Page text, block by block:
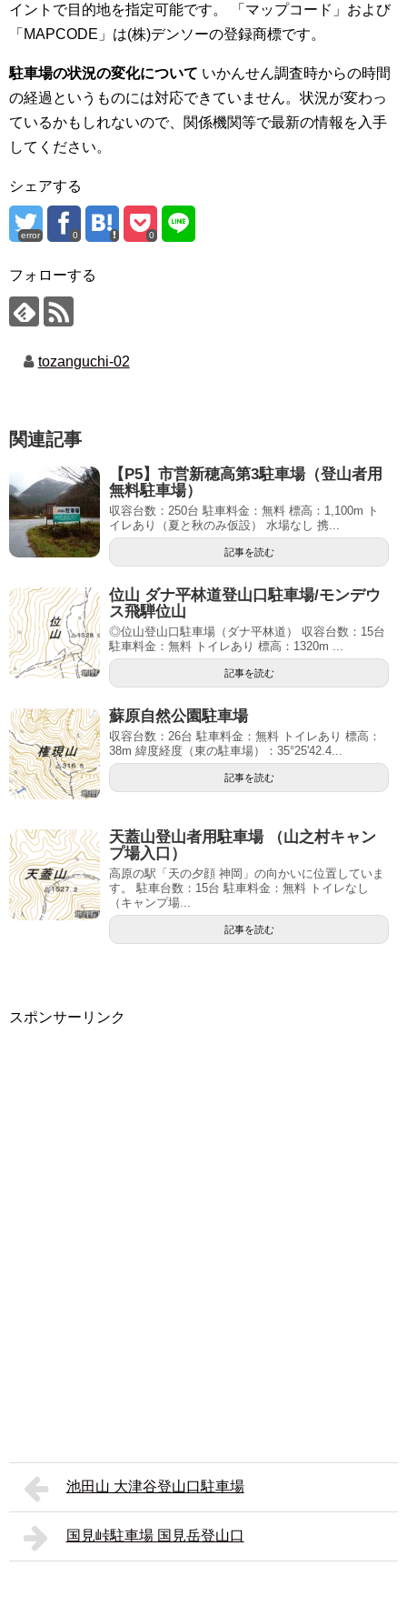
イントで目的地を指定可能です。 「マップコード」および
「MAPCODE」は(株)デンソーの登録商標です。
駐車場の状況の変化について いかんせん調査時からの時間
の経過というものには対応できていません。状況が変わっ
ているかもしれないので、関係機関等で最新の情報を入手
してください。
シェアする
error 0 0
フォローする
tozanguchi-02
関連記事
【P5】市営新穂高第3駐車場（登山者用
無料駐車場）
収容台数：250台 駐車料金：無料 標高：1,100m ト
イレあり（夏と秋のみ仮設） 水場なし 携...
記事を読む
位山 ダナ平林道登山口駐車場/モンデウ
ス飛騨位山
◎位山登山口駐車場（ダナ平林道） 収容台数：15台
駐車料金：無料 トイレあり 標高：1320m ...
記事を読む
蘇原自然公園駐車場
収容台数：26台 駐車料金：無料 トイレあり 標高：
38m 緯度経度（東の駐車場）：35°25'42.4...
記事を読む
天蓋山登山者用駐車場 （山之村キャン
プ場入口）
高原の駅「天の夕顔 神岡」の向かいに位置していま
す。 駐車台数：15台 駐車料金：無料 トイレなし
（キャンプ場...
記事を読む
スポンサーリンク
池田山 大津谷登山口駐車場
国見峠駐車場 国見岳登山口